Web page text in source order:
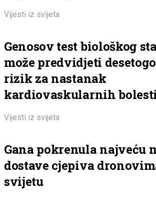
Vijesti iz svijeta
Genosov test biološkog
može predvidjeti
rizik za nastanak
kardiovaskularnih
Vijesti iz svijeta
Gana pokrenula najveću
dostave cjepiva
svijetu